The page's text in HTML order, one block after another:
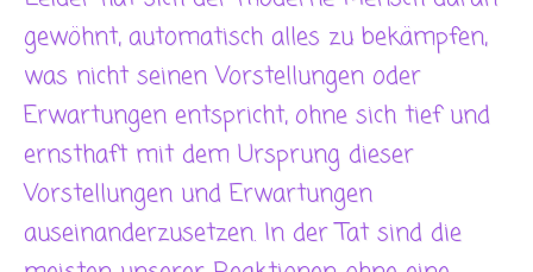
gewöhnt, automatisch alles zu bekämpfen,
was nicht seinen Vorstellungen oder
Erwartungen entspricht, ohne sich tief und
ernsthaft mit dem Ursprung dieser
Vorstellungen und Erwartungen
auseinanderzusetzen. In der Tat sind die